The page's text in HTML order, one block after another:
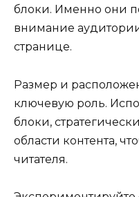
блоки. Именно они
внимание
странице.
Размер и
ключевую роль.
блоки,
области контента,
читателя.